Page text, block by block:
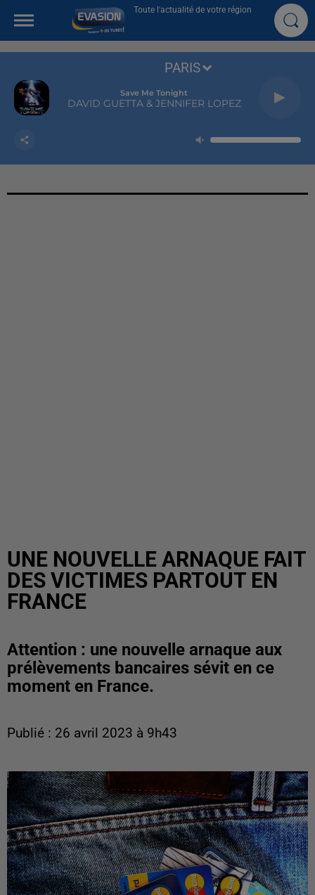
Toute l'actualité de votre région
Save Me Tonight
DAVID GUETTA & JENNIFER LOPEZ
PARIS
UNE NOUVELLE ARNAQUE FAIT
DES VICTIMES PARTOUT EN
FRANCE
Attention : une nouvelle arnaque aux
prélèvements bancaires sévit en ce
moment en France.
Publié : 26 avril 2023 à 9h43